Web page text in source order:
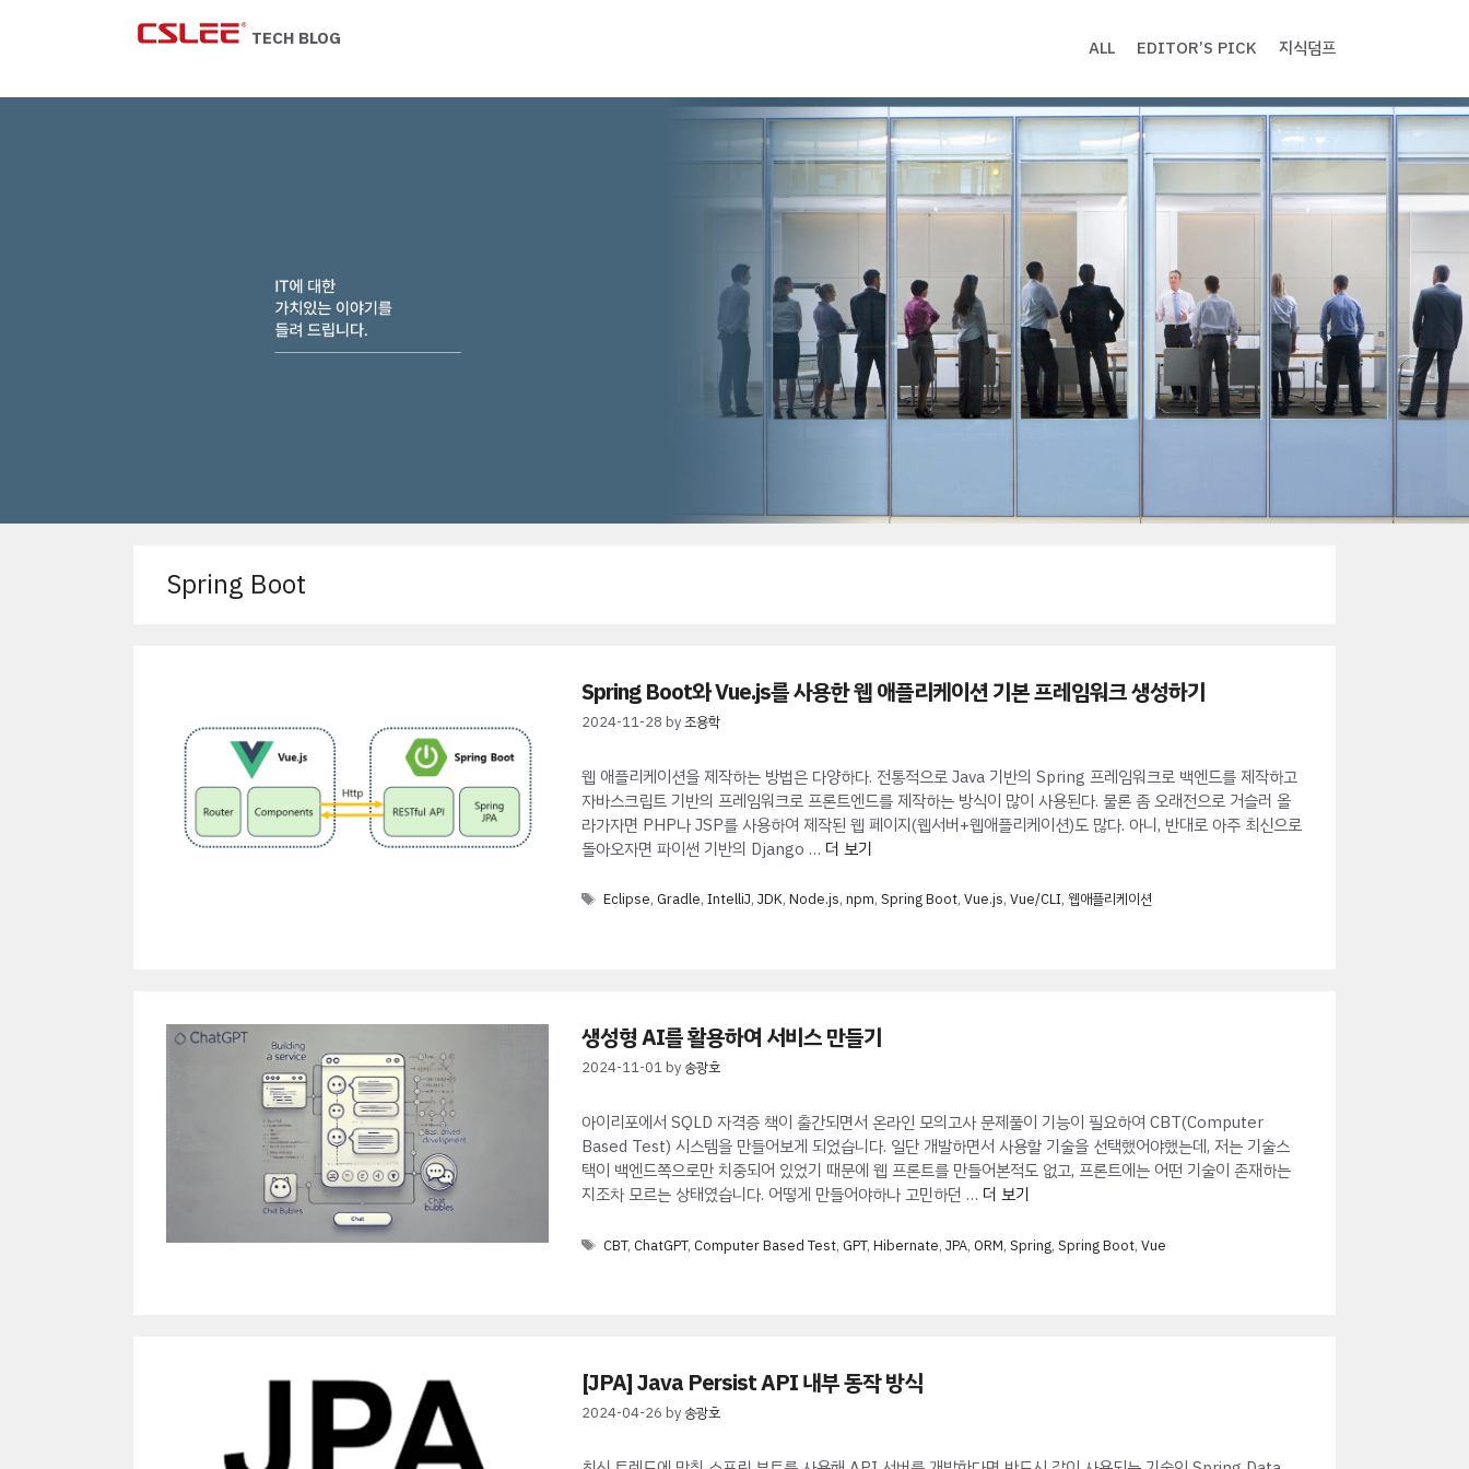
TECH BLOG ALL EDITOR’S PICK 지식덤프
Spring Boot
Spring Boot와 Vue.js를 사용한 웹 애플리케이션 기본 프레임워크 생성하기
2024-11-28 by조용학
웹 애플리케이션을 제작하는 방법은 다양하다. 전통적으로 Java 기반의 Spring 프레임워크로 백엔드를 제작하고
자바스크립트 기반의 프레임워크로 프론트엔드를 제작하는 방식이 많이 사용된다. 물론 좀 오래전으로 거슬러 올
라가자면 PHP나 JSP를 사용하여 제작된 웹 페이지(웹서버+웹애플리케이션)도 많다. 아니, 반대로 아주 최신으로
돌아오자면 파이썬 기반의 Django … 더 보기
Tags
Eclipse,Gradle,IntelliJ,JDK,Node.js,npm,Spring Boot,Vue.js,Vue/CLI,웹애플리케이션
생성형 AI를 활용하여 서비스 만들기
2024-11-01by송광호
아이리포에서 SQLD 자격증 책이 출간되면서 온라인 모의고사 문제풀이 기능이 필요하여 CBT(Computer
Based Test) 시스템을 만들어보게 되었습니다. 일단 개발하면서 사용할 기술을 선택했어야했는데, 저는 기술스
택이 백엔드쪽으로만 치중되어 있었기 때문에 웹 프론트를 만들어본적도 없고, 프론트에는 어떤 기술이 존재하는
지조차 모르는 상태였습니다. 어떻게 만들어야하나 고민하던 … 더 보기
Tags
CBT,ChatGPT,Computer Based Test,GPT,Hibernate,JPA,ORM,Spring,Spring Boot,Vue
[JPA] Java Persist API 내부 동작 방식
2024-04-26 by송광호